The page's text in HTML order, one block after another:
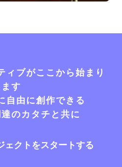
ィブがここから始まり
ます
自由に創作できる
のカタチと共に
ェクトをスタートする